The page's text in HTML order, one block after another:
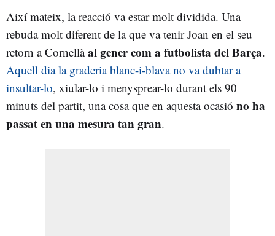
Així mateix, la reacció va estar molt dividida. Una
rebuda molt diferent de la que va tenir Joan en el seu
retorn a Cornellàal gener com a futbolista del Barça.
Aquell dia la graderia blanc-i-blava no va dubtar a
insultar-lo, xiular-lo i menysprear-lo durant els 90
minuts del partit, una cosa que en aquesta ocasió no ha
passat en una mesura tan gran.